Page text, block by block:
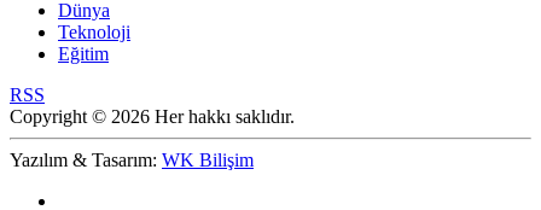
Dünya
Teknoloji
Eğitim
RSS
Copyright © 2026 Her hakkı saklıdır.
Yazılım & Tasarım: WK Bilişim